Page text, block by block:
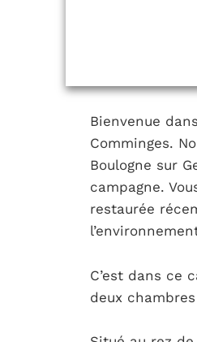
Bienvenue
Comminges.
Boulogne sur
campagne.
restaurée
C’est dans ce
deux